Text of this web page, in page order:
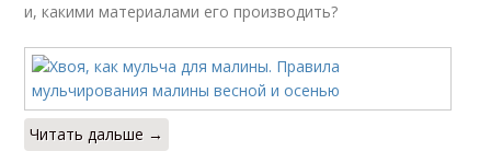
и, какими материалами его производить?
Читать дальше →